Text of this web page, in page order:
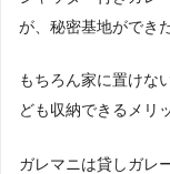
が、秘密基地ができ
もちろん家に置けな
ども収納できるメリ
ガレマニは貸しガレ